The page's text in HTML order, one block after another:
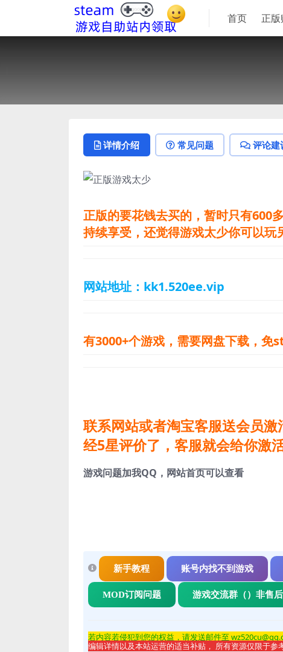
首页 正
详情介绍 常见问题 评论建
正版的要花钱去买的，暂时只有600多
持续享受，还觉得游戏太少你可以
网站地址：kk1.520ee.vip
有3000+个游戏，需要网盘下载，免
联系网站或者淘宝客服送会员
经5星评价了，客服就会给你激活
游戏问题加我QQ，网站首页可以查看
新手教程 账号内找不到游戏
MOD订阅问题 游戏交流群（）非售后
若内容若侵犯到您的权益，请发送邮件至
编辑详情以及本站运营的适当补贴， 所有资源仅限于参